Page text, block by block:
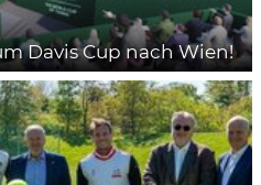
Davis Cup nach Wien!